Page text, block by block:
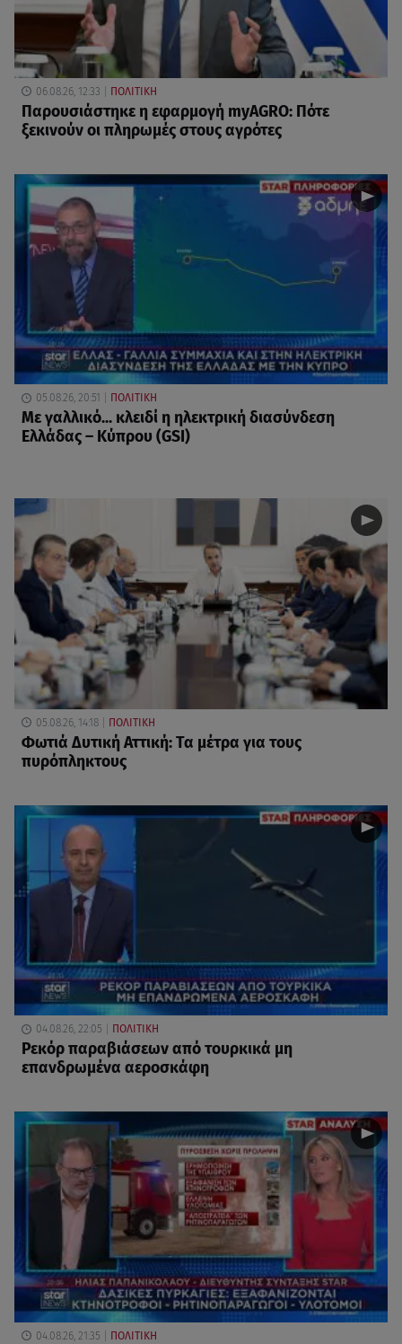
06.08.26, 12:33 ΠΟΛΙΤΙΚΗ
Παρουσιάστηκε η εφαρμογή myAGRO: Πότε
ξεκινούν οι πληρωμές στους αγρότες
05.08.26, 20:51 ΠΟΛΙΤΙΚΗ
Με γαλλικό... κλειδί η ηλεκτρική διασύνδεση
Ελλάδας – Κύπρου (GSI)
05.08.26, 14:18 ΠΟΛΙΤΙΚΗ
Φωτιά Δυτική Αττική: Τα μέτρα για τους
πυρόπληκτους
04.08.26, 22:05 ΠΟΛΙΤΙΚΗ
Ρεκόρ παραβιάσεων από τουρκικά μη
επανδρωμένα αεροσκάφη
04.08.26, 21:35 ΠΟΛΙΤΙΚΗ